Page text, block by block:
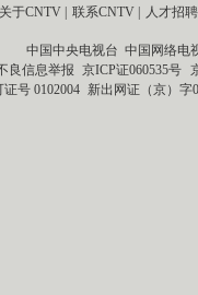
关于CNTV 联系CNTV 人才招聘
中国中央电视台 中国网络电
良信息举报 京ICP证060535号
号 0102004 新出网证（京）